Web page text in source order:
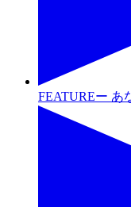
FEATUREー あ